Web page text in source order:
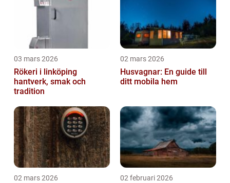
03 mars 2026
Rökeri i linköping
hantverk, smak och
tradition
02 mars 2026
Husvagnar: En guide till
ditt mobila hem
02 mars 2026 02 februari 2026